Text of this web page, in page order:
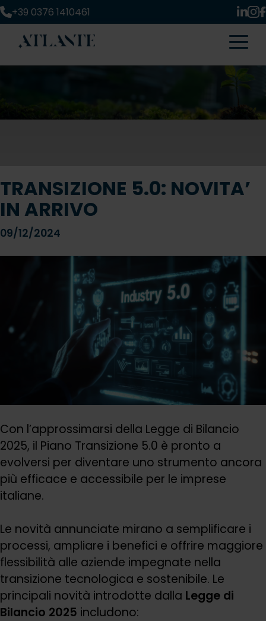
+39 0376 1410461
TRANSIZIONE 5.0: NOVITA’
IN ARRIVO
09/12/2024
Con l’approssimarsi della Legge di Bilancio
2025, il Piano Transizione 5.0 è pronto a
evolversi per diventare uno strumento ancora
più efficace e accessibile per le imprese
italiane.
Le novità annunciate mirano a semplificare i
processi, ampliare i benefici e offrire maggiore
flessibilità alle aziende impegnate nella
transizione tecnologica e sostenibile. Le
principali novità introdotte dalla Legge di
Bilancio 2025 includono: